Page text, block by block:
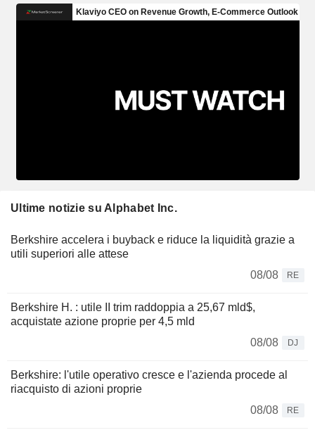
Ultime notizie su Alphabet Inc.
Berkshire accelera i buyback e riduce la liquidità grazie a
utili superiori alle attese
08/08
RE
Berkshire H. : utile II trim raddoppia a 25,67 mld$,
acquistate azione proprie per 4,5 mld
08/08
DJ
Berkshire: l'utile operativo cresce e l'azienda procede al
riacquisto di azioni proprie
08/08
RE